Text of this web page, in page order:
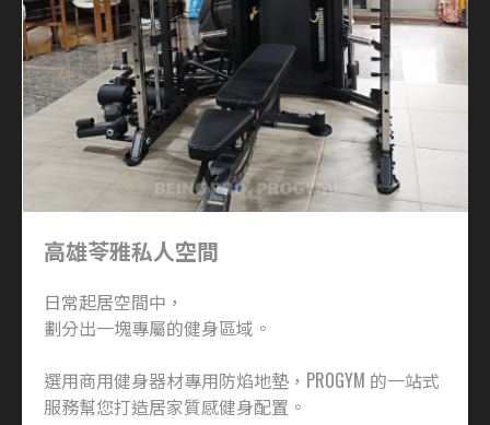
高雄苓雅私人空間
日常起居空間中，
劃分出一塊專屬的健身區域。
選用商用健身器材專用防焰地墊，PROGYM 的一站式
服務幫您打造居家質感健身配置。